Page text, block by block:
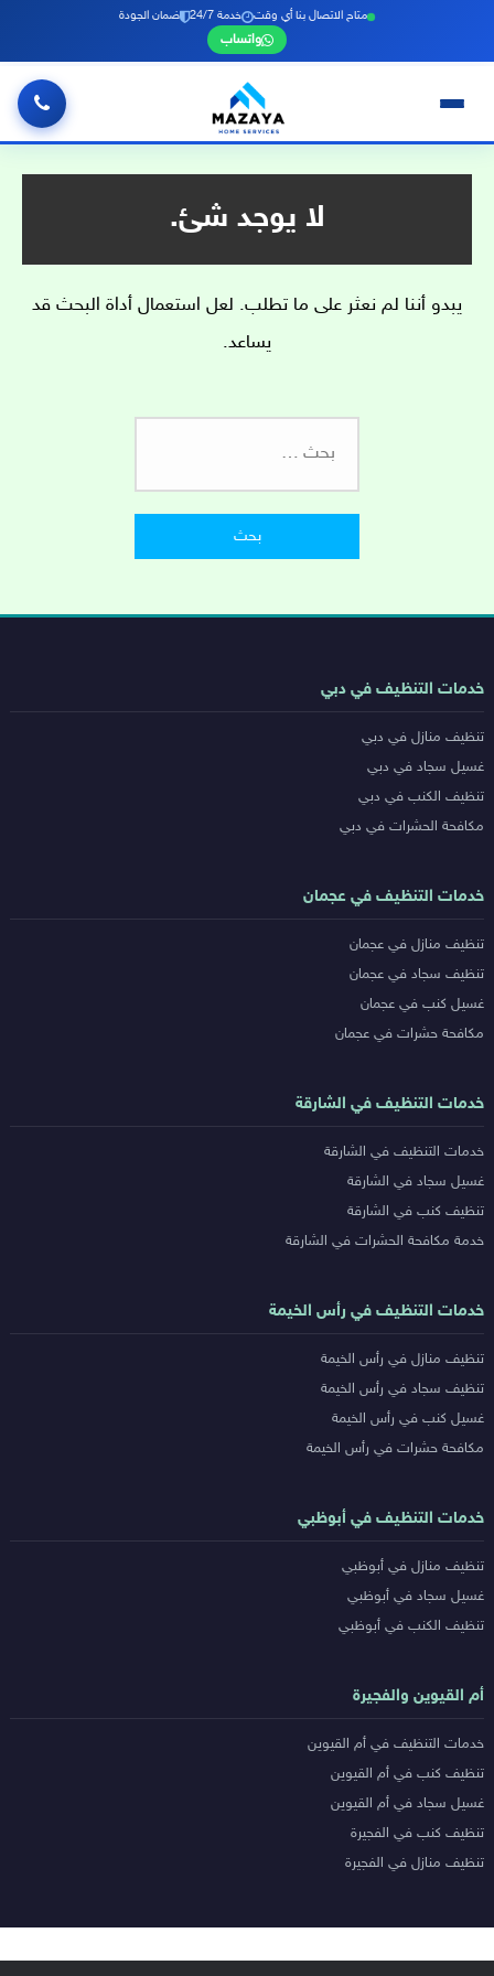
متاح الاتصال بنا أي وقت خدمة 24/7 ضمان الجودة
واتساب
لا يوجد شئ.
يبدو أننا لم نعثر على ما تطلب. لعل استعمال أداة البحث قد
يساعد.
روابط
المدن
خدمات التنظيف في دبي
تنظيف منازل في دبي
غسيل سجاد في دبي
تنظيف الكنب في دبي
مكافحة الحشرات في دبي
خدمات التنظيف في عجمان
تنظيف منازل في عجمان
تنظيف سجاد في عجمان
غسيل كنب في عجمان
مكافحة حشرات في عجمان
خدمات التنظيف في الشارقة
خدمات التنظيف في الشارقة
غسيل سجاد في الشارقة
تنظيف كنب في الشارقة
خدمة مكافحة الحشرات في الشارقة
خدمات التنظيف في رأس الخيمة
تنظيف منازل في رأس الخيمة
تنظيف سجاد في رأس الخيمة
غسيل كنب في رأس الخيمة
مكافحة حشرات في رأس الخيمة
خدمات التنظيف في أبوظبي
تنظيف منازل في أبوظبي
غسيل سجاد في أبوظبي
تنظيف الكنب في أبوظبي
أم القيوين والفجيرة
خدمات التنظيف في أم القيوين
تنظيف كنب في أم القيوين
غسيل سجاد في أم القيوين
تنظيف كنب في الفجيرة
تنظيف منازل في الفجيرة